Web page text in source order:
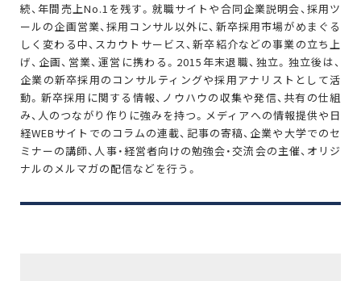
続、年間売上No.1を残す。就職サイトや合同企業説明会、採用ツ
ールの企画営業、採用コンサル以外に、新卒採用市場がめまぐる
しく変わる中、スカウトサービス、新卒紹介などの事業の立ち上
げ、企画、営業、運営に携わる。2015年末退職、独立。独立後は、
企業の新卒採用のコンサルティングや採用アナリストとして活
動。新卒採用に関する情報、ノウハウの収集や発信、共有の仕組
み、人のつながり作りに強みを持つ。メディアへの情報提供や日
経WEBサイトでのコラムの連載、記事の寄稿、企業や大学でのセ
ミナーの講師、人事・経営者向けの勉強会・交流会の主催、オリジ
ナルのメルマガの配信などを行う。